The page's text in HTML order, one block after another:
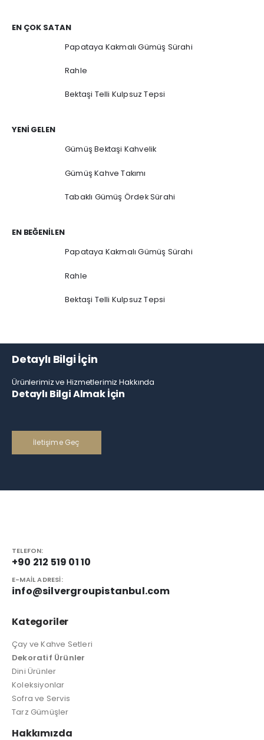
EN ÇOK SATAN
Papataya Kakmalı Gümüş Sürahi
Rahle
Bektaşi Telli Kulpsuz Tepsi
YENI GELEN
Gümüş Bektaşi Kahvelik
Gümüş Kahve Takımı
Tabaklı Gümüş Ördek Sürahi
EN BEĞENILEN
Papataya Kakmalı Gümüş Sürahi
Rahle
Bektaşi Telli Kulpsuz Tepsi
Detaylı Bilgi İçin
Ürünlerimiz ve Hizmetlerimiz Hakkında
Detaylı Bilgi Almak İçin
İletişime Geç
TELEFON:
+90 212 519 01 10
E-MAIL ADRESI:
info@silvergroupistanbul.com
Kategoriler
Çay ve Kahve Setleri
Dekoratif Ürünler
Dini Ürünler
Koleksiyonlar
Sofra ve Servis
Tarz Gümüşler
Hakkımızda